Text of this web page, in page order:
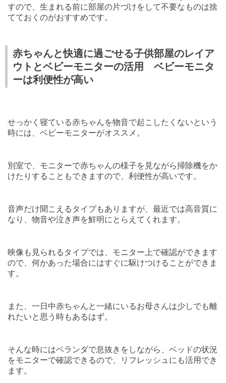
すので、生まれる前に部屋の片づけをして不要なものは捨
てておくのがおすすめです。
赤ちゃんと快適に過ごせる子供部屋のレイア
ウトとベビーモニターの活用 ベビーモニタ
ーは利便性が高い
せっかく寝ている赤ちゃんを物音で起こしたくないという
時には、ベビーモニターがオススメ。
別室で、モニターで赤ちゃんの様子を見ながら掃除機をか
けたりすることもできますので、利便性が高いです。
音声だけ聞こえるタイプもありますが、最近では高音質に
なり、物音や泣き声を鮮明にとらえてくれます。
映像も見られるタイプでは、モニター上で確認ができます
ので、何かあった場合にはすぐに駆けつけることができま
す。
また、一日中赤ちゃんと一緒にいるお母さんは少しでも離
れたいと思う時もあるはず。
そんな時にはベランダで息抜きをしながら、ベッドの状況
をモニターで確認できるので、リフレッシュにも活用でき
ます。